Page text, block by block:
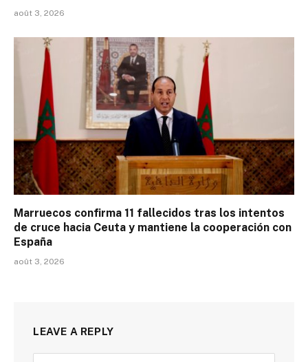
août 3, 2026
Marruecos confirma 11 fallecidos tras los intentos
de cruce hacia Ceuta y mantiene la cooperación con
España
août 3, 2026
LEAVE A REPLY